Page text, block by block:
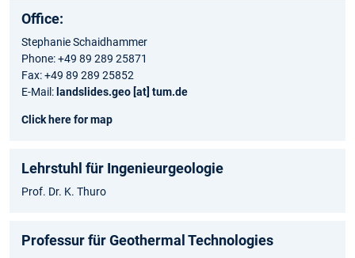
Office:
Stephanie Schaidhammer
Phone: +49 89 289 25871
Fax: +49 89 289 25852
E-Mail: landslides.geo [at] tum.de
Click here for map
Lehrstuhl für Ingenieurgeologie
Prof. Dr. K. Thuro
Professur für Geothermal Technologies